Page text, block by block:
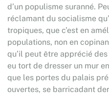
d’un populisme suranné.
réclamant du socialisme
tropiques, que c’est en
populations, non en
qu’il peut être apprécié
eu tort de dresser un mur
que les portes du palais
ouvertes, se barricadant